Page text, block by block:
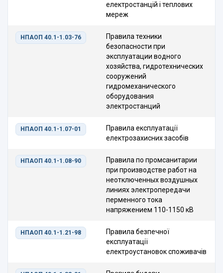
електростанцій і теплових
мереж
НПАОП 40.1-1.03-76
Правила техники
безопасности при
эксплуатации водного
хозяйства, гидротехнических
сооружений
гидромеханического
оборудования
электростанций
НПАОП 40.1-1.07-01
Правила експлуатації
електрозахисних засобів
НПАОП 40.1-1.08-90
Правила по промсанитарии
при производстве работ на
неотключенных воздушных
линиях электропередачи
перменного тока
напряжением 110-1150 кВ
НПАОП 40.1-1.21-98
Правила безпечної
експлуатації
електроустановок споживачів